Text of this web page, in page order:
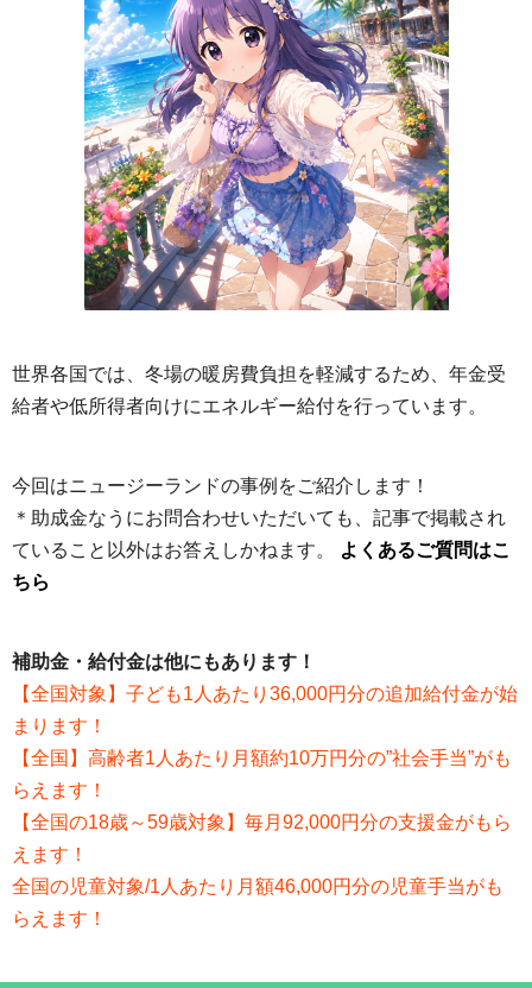
世界各国では、冬場の暖房費負担を軽減するため、年金受
給者や低所得者向けにエネルギー給付を行っています。
今回はニュージーランドの事例をご紹介します！
＊助成金なうにお問合わせいただいても、記事で掲載され
ていること以外はお答えしかねます。
よくあるご質問はこ
ちら
補助金・給付金は他にもあります！
【全国対象】子ども1人あたり36,000円分の追加給付金が始
まります！
【全国】高齢者1人あたり月額約10万円分の”社会手当”がも
らえます！
【全国の18歳～59歳対象】毎月92,000円分の支援金がもら
えます！
全国の児童対象/1人あたり月額46,000円分の児童手当がも
らえます！